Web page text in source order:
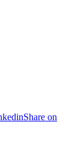
Share on